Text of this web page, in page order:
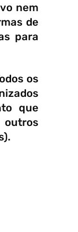
nem
de
para
os
que